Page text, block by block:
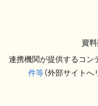
資
連携機関が提供するコン
件等（外部サイトへ